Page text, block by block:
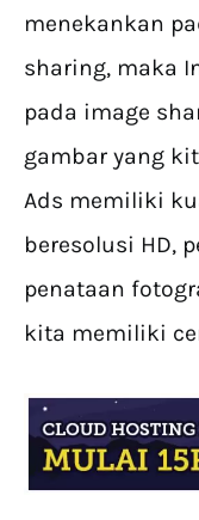
menekankan
sharing, maka
pada image
gambar yang
Ads memiliki
beresolusi HD,
penataan
kita memiliki